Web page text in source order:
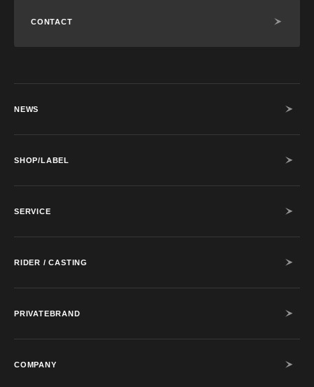
CONTACT
NEWS
SHOP/LABEL
SERVICE
RIDER / CASTING
PRIVATEBRAND
COMPANY